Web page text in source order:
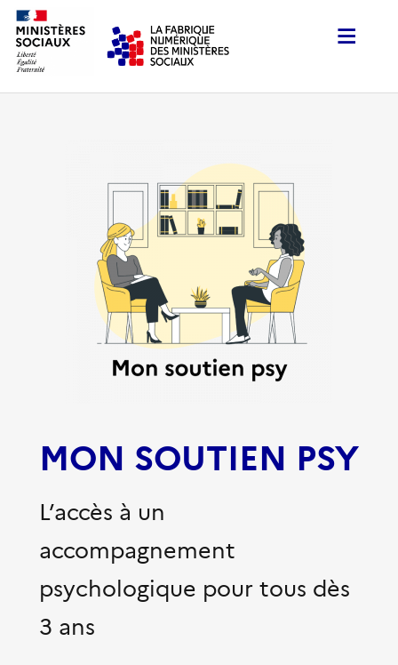
MON SOUTIEN PSY
L’accès à un
accompagnement
psychologique pour tous dès
3 ans